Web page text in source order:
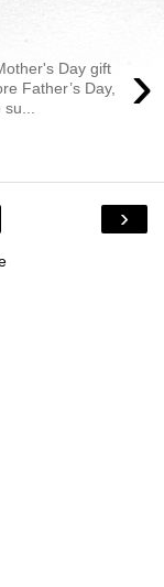
›
Day gift
Father’s Day,
›